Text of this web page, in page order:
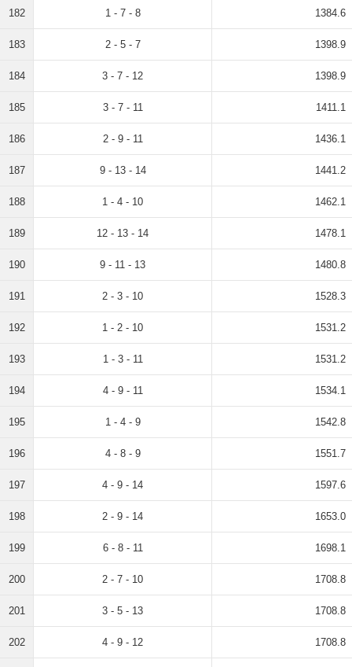
182 1 - 7 - 8 1384.6
183 2 - 5 - 7 1398.9
184 3 - 7 - 12 1398.9
185 3 - 7 - 11 1411.1
186 2 - 9 - 11 1436.1
187 9 - 13 - 14 1441.2
188 1 - 4 - 10 1462.1
189 12 - 13 - 14 1478.1
190 9 - 11 - 13 1480.8
191 2 - 3 - 10 1528.3
192 1 - 2 - 10 1531.2
193 1 - 3 - 11 1531.2
194 4 - 9 - 11 1534.1
195 1 - 4 - 9 1542.8
196 4 - 8 - 9 1551.7
197 4 - 9 - 14 1597.6
198 2 - 9 - 14 1653.0
199 6 - 8 - 11 1698.1
200 2 - 7 - 10 1708.8
201 3 - 5 - 13 1708.8
202 4 - 9 - 12 1708.8